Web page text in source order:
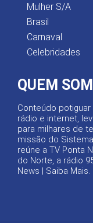
Mulher S/A
Brasil
Carnaval
Celebridades
QUEM
Conteúdo
rádio e internet,
para milhares de
missão do
reúne a TV Ponta
do Norte, a rádio
News | Saiba Mais.